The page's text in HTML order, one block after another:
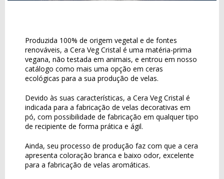
Produzida 100% de origem vegetal e de fontes
renováveis, a Cera Veg Cristal é uma matéria-prima
vegana, não testada em animais, e entrou em nosso
catálogo como mais uma opção em ceras
ecológicas para a sua produção de velas.
Devido às suas características, a Cera Veg Cristal é
indicada para a fabricação de velas decorativas em
pó, com possibilidade de fabricação em qualquer tipo
de recipiente de forma prática e ágil.
Ainda, seu processo de produção faz com que a cera
apresenta coloração branca e baixo odor, excelente
para a fabricação de velas aromáticas.